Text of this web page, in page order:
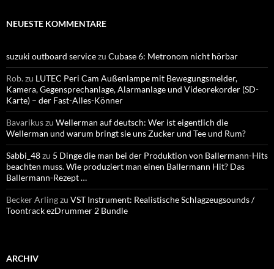
NEUESTE KOMMENTARE
suzuki outboard servicezu Cubase 6: Metronom nicht hörbar
Rob.zu LUTEC Peri Cam Außenlampe mit Bewegungsmelder,
Kamera, Gegensprechanlage, Alarmanlage und Videorekorder (SD-
Karte) – der Fast-Alles-Könner
Bavarikuszu Wellerman auf deutsch: Wer ist eigentlich die
Wellerman und warum bringt sie uns Zucker und Tee und Rum?
Sabbi_48zu 5 Dinge die man bei der Produktion von Ballermann-Hits
beachten muss. Wie produziert man einen Ballermann Hit? Das
Ballermann-Rezept …
Becker Arlingzu VST Instrument: Realistische Schlagzeugsounds /
Toontrack ezDrummer 2 Bundle
ARCHIV